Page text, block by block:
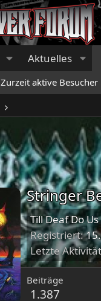
Aktuelles
Zurzeit aktive Besucher
Stringer
Till Deaf Do
Registriert
Letzte Aktivität
Beiträge
1.387